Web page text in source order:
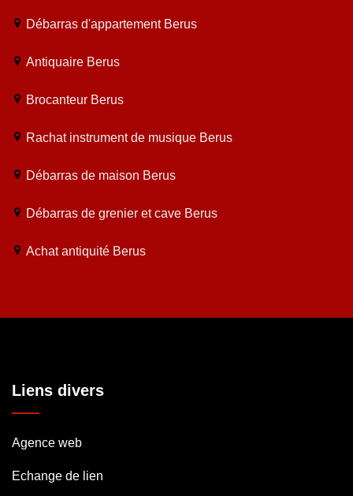
Débarras d'appartement Berus
Antiquaire Berus
Brocanteur Berus
Rachat instrument de musique Berus
Débarras de maison Berus
Débarras de grenier et cave Berus
Achat antiquité Berus
Liens divers
Agence web
Echange de lien